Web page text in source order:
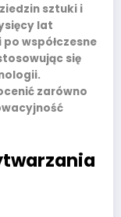
sztuki i
lat
współczesne
się
zarówno